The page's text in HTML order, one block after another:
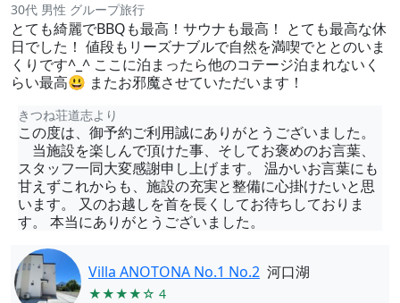
30代 男性 グループ旅行
とても綺麗でBBQも最高！サウナも最高！ とても最高な休
日でした！ 値段もリーズナブルで自然を満喫でととのいま
くりです^_^ ここに泊まったら他のコテージ泊まれないく
らい最高😃 またお邪魔させていただいます！
きつね荘道志より
この度は、御予約ご利用誠にありがとうございました。
当施設を楽しんで頂けた事、そしてお褒めのお言葉、
スタッフ一同大変感謝申し上げます。 温かいお言葉にも
甘えずこれからも、施設の充実と整備に心掛けたいと思
います。 又のお越しを首を長くしてお待ちしておりま
す。 本当にありがとうございました。
Villa ANOTONA No.1 No.2 河口湖
★★★★☆ 4